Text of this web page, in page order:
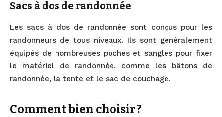
Sacs à dos de randonnée
Les sacs à dos de randonnée sont conçus pour les
randonneurs de tous niveaux. Ils sont généralement
équipés de nombreuses poches et sangles pour fixer
le matériel de randonnée, comme les bâtons de
randonnée, la tente et le sac de couchage.
Comment bien choisir ?